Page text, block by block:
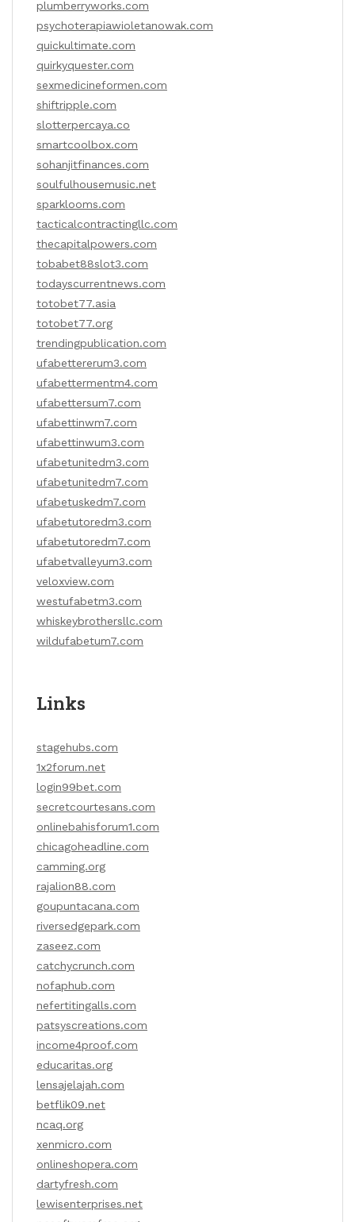
plumberryworks.com
psychoterapiawioletanowak.com
quickultimate.com
quirkyquester.com
sexmedicineformen.com
shiftripple.com
slotterpercaya.co
smartcoolbox.com
sohanjitfinances.com
soulfulhousemusic.net
sparklooms.com
tacticalcontractingllc.com
thecapitalpowers.com
tobabet88slot3.com
todayscurrentnews.com
totobet77.asia
totobet77.org
trendingpublication.com
ufabettererum3.com
ufabettermentm4.com
ufabettersum7.com
ufabettinwm7.com
ufabettinwum3.com
ufabetunitedm3.com
ufabetunitedm7.com
ufabetuskedm7.com
ufabetutoredm3.com
ufabetutoredm7.com
ufabetvalleyum3.com
veloxview.com
westufabetm3.com
whiskeybrothersllc.com
wildufabetum7.com
Links
stagehubs.com
1x2forum.net
login99bet.com
secretcourtesans.com
onlinebahisforum1.com
chicagoheadline.com
camming.org
rajalion88.com
goupuntacana.com
riversedgepark.com
zaseez.com
catchycrunch.com
nofaphub.com
nefertitingalls.com
patsyscreations.com
income4proof.com
educaritas.org
lensajelajah.com
betflik09.net
ncaq.org
xenmicro.com
onlineshopera.com
dartyfresh.com
lewisenterprises.net